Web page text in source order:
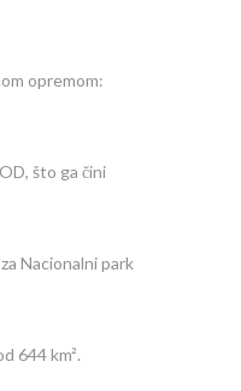
opremom:
što ga čini
Nacionalni park
644 km².